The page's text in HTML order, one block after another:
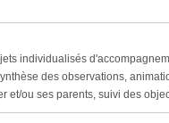
individualisés
des observations,
et/ou ses parents, suivi des